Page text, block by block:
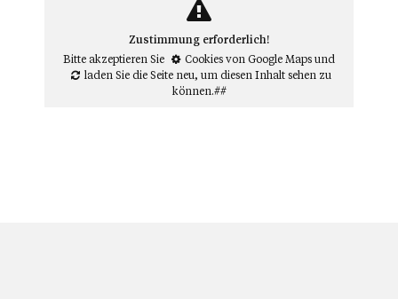
Zustimmung erforderlich!
Bitte akzeptieren Sie
Cookies von Google Mapsund
laden Sie die Seite neu, um diesen Inhalt sehen zu
können.##